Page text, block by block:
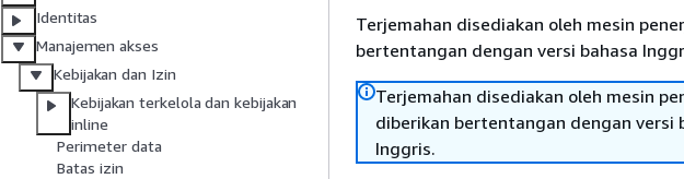
Identitas
Manajemen akses
Kebijakan dan Izin
Kebijakan terkelola dan kebijakan
inline
Perimeter data
Batas izin
Terjemahan disediakan oleh mesin
bertentangan dengan versi bahasa
Terjemahan disediakan oleh mesin
diberikan bertentangan dengan versi
Inggris.